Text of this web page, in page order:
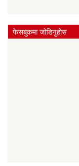
फेसबुकमा जोडिनुहोस